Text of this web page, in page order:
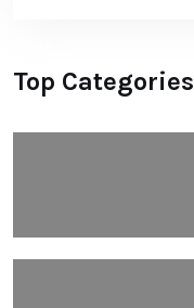
Top Categories